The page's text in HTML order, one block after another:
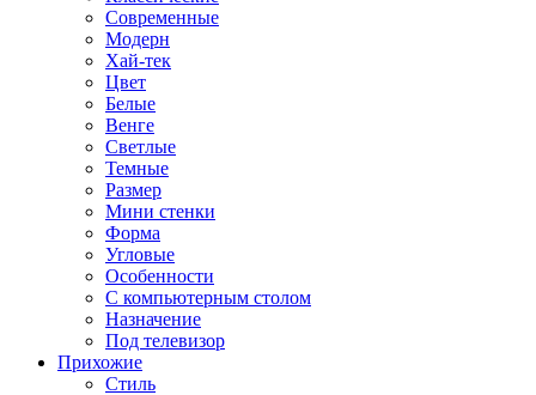
Современные
Модерн
Хай-тек
Цвет
Белые
Венге
Светлые
Темные
Размер
Мини стенки
Форма
Угловые
Особенности
С компьютерным столом
Назначение
Под телевизор
Прихожие
Стиль